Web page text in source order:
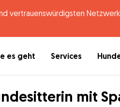
vertrauenswürdigsten Netzwerk
es geht Services
mit